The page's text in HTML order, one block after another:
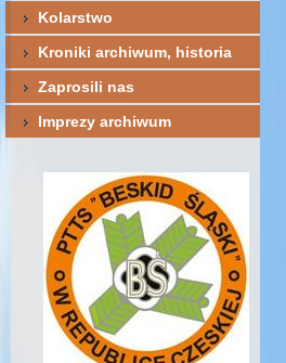
Kolarstwo
Kroniki archiwum, historia
Zaprosili nas
Imprezy archiwum